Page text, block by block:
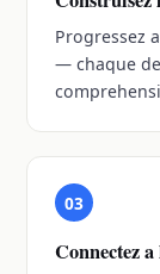
Progressez
— chaque
03
Connectez